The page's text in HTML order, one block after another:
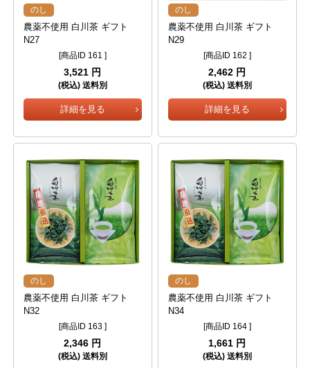
のし
農薬不使用 白川茶 ギフト
N27
[商品ID 161 ]
3,521 円
(税込) 送料別
詳細を見る
のし
農薬不使用 白川茶 ギフト
N29
[商品ID 162 ]
2,462 円
(税込) 送料別
詳細を見る
のし
農薬不使用 白川茶 ギフト
N32
[商品ID 163 ]
2,346 円
(税込) 送料別
のし
農薬不使用 白川茶 ギフト
N34
[商品ID 164 ]
1,661 円
(税込) 送料別